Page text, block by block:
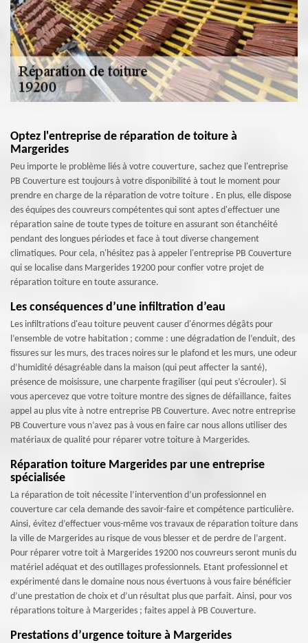
Optez l'entreprise de réparation de toiture à
Margerides
Peu importe le problème liés à votre couverture, sachez que l'entreprise
PB Couverture est toujours à votre disponibilité à tout le moment pour
prendre en charge de la réparation de votre toiture . En plus, elle dispose
des équipes des couvreurs compétentes qui sont aptes d'effectuer une
réparation saine de toute types de toiture en assurant son étanchéité
pendant des longues périodes et face à tout diverse changement
climatiques. Pour cela, n'hésitez pas à appeler l'entreprise PB Couverture
qui se localise dans Margerides 19200 pour confier votre projet de
réparation toiture en toute assurance.
Les conséquences d’une infiltration d’eau
Les infiltrations d'eau toiture peuvent causer d'énormes dégâts pour
l’ensemble de votre habitation ; comme : une dégradation de l’enduit, des
fissures sur les murs, des traces noires sur le plafond et les murs, une odeur
d’humidité désagréable dans la maison (qui peut affecter la santé),
présence de moisissure, une charpente fragiliser (qui peut s’écrouler). Si
vous apercevez que votre toiture montre des signes de défaillance, faites
appel au plus vite à notre entreprise PB Couverture. Avec notre entreprise
PB Couverture vous n’avez pas à vous en faire car nous allons utiliser des
matériaux de qualité pour réparer votre toiture à Margerides.
Réparation toiture Margerides par une entreprise
spécialisée
La réparation de toit nécessite l’intervention d’un professionnel en
couverture car cela demande des savoir-faire et compétence particulière.
Ainsi, évitez d’effectuer vous-même vos travaux de réparation toiture dans
la ville de Margerides au risque de vous blesser et de perdre de l’argent.
Pour réparer votre toit à Margerides 19200 nos couvreurs seront munis du
matériel adéquat et des outillages professionnels. Etant professionnel et
expérimenté dans le domaine nous nous évertuons à vous faire bénéficier
d’une prestation de choix et d’un résultat plus que parfait. Ainsi, pour vos
réparations toiture à Margerides ; faites appel à PB Couverture.
Prestations d’urgence toiture à Margerides